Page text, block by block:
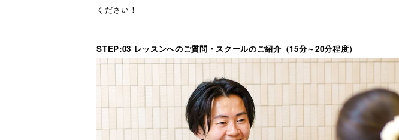
ください！
STEP:03 レッスンへのご質問・スクールのご紹介（15分～20分程度）